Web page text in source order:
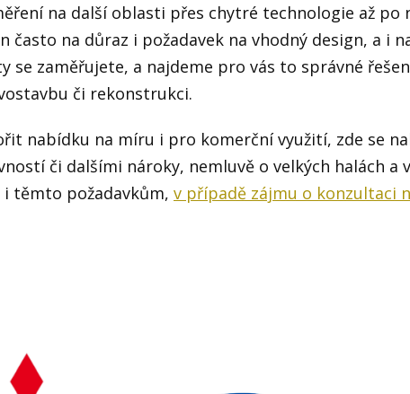
na další oblasti přes chytré technologie až po
často na důraz i požadavek na vhodný design, a i
se zaměřujete, a najdeme pro vás to správné
či rekonstrukci.
nabídku na míru i pro komerční využití, zde se
či dalšími nároky, nemluvě o velkých halách
i těmto požadavkům, v případě zájmu o konzultaci